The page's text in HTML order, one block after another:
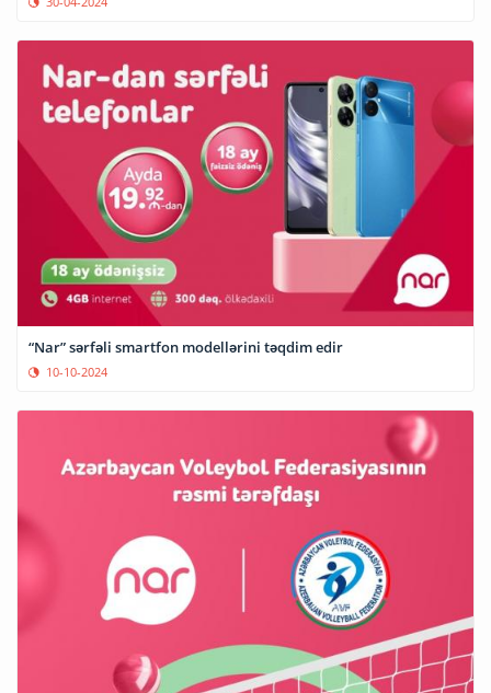
“Nar” sərfəli smartfon modellərini təqdim edir
10-10-2024